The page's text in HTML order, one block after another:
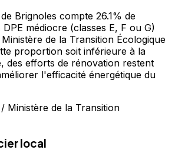
Brignoles compte 26.1% de
médiocre (classes E, F ou G)
de la Transition Écologique
proportion soit inférieure à la
des efforts de rénovation restent
l'efficacité énergétique du
Ministère de la Transition
local